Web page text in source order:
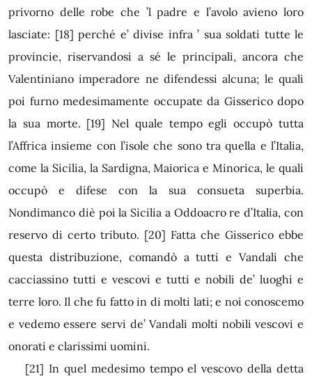
privorno delle robe che ’l padre e l’avolo avieno loro
lasciate: [18] perché e’ divise infra ’ sua soldati tutte le
provincie, riservandosi a sé le principali, ancora che
Valentiniano imperadore ne difendessi alcuna; le quali
poi furno medesimamente occupate da Gisserico dopo
la sua morte. [19] Nel quale tempo egli occupò tutta
l’Affrica insieme con l’isole che sono tra quella e l’Italia,
come la Sicilia, la Sardigna, Maiorica e Minorica, le quali
occupò e difese con la sua consueta superbia.
Nondimanco diè poi la Sicilia a Oddoacro re d’Italia, con
reservo di certo tributo. [20] Fatta che Gisserico ebbe
questa distribuzione, comandò a tutti e Vandali che
cacciassino tutti e vescovi e tutti e nobili de’ luoghi e
terre loro. Il che fu fatto in di molti lati; e noi conoscemo
e vedemo essere servi de’ Vandali molti nobili vescovi e
onorati e clarissimi uomini.
[21] In quel medesimo tempo el vescovo della detta